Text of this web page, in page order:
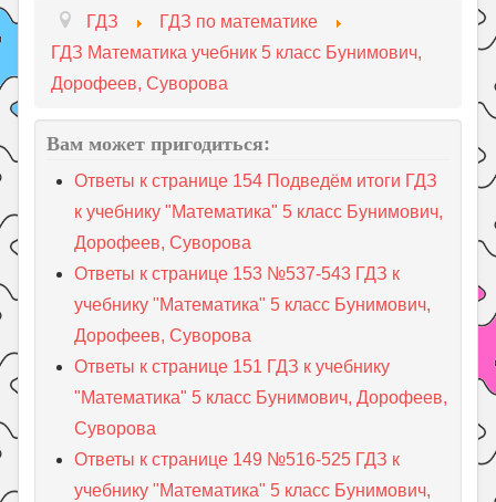
ГДЗ
ГДЗ по математике
ГДЗ Математика учебник 5 класс Бунимович,
Дорофеев, Суворова
Вам может пригодиться:
Ответы к странице 154 Подведём итоги ГДЗ
к учебнику "Математика" 5 класс Бунимович,
Дорофеев, Суворова
Ответы к странице 153 №537-543 ГДЗ к
учебнику "Математика" 5 класс Бунимович,
Дорофеев, Суворова
Ответы к странице 151 ГДЗ к учебнику
"Математика" 5 класс Бунимович, Дорофеев,
Суворова
Ответы к странице 149 №516-525 ГДЗ к
учебнику "Математика" 5 класс Бунимович,